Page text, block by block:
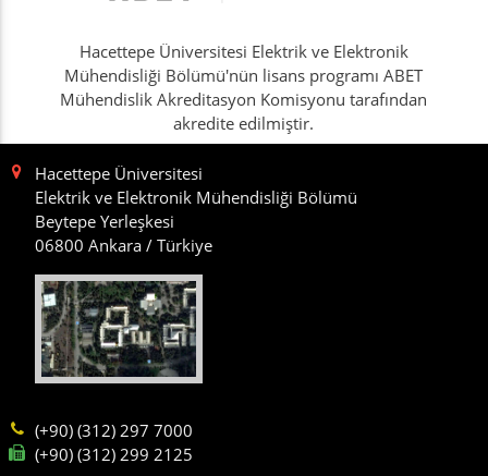
Hacettepe Üniversitesi Elektrik ve Elektronik
Mühendisliği Bölümü'nün lisans programı ABET
Mühendislik Akreditasyon Komisyonu tarafından
akredite edilmiştir.
Hacettepe Üniversitesi
Elektrik ve Elektronik Mühendisliği Bölümü
Beytepe Yerleşkesi
06800 Ankara / Türkiye
(+90) (312) 297 7000
(+90) (312) 299 2125